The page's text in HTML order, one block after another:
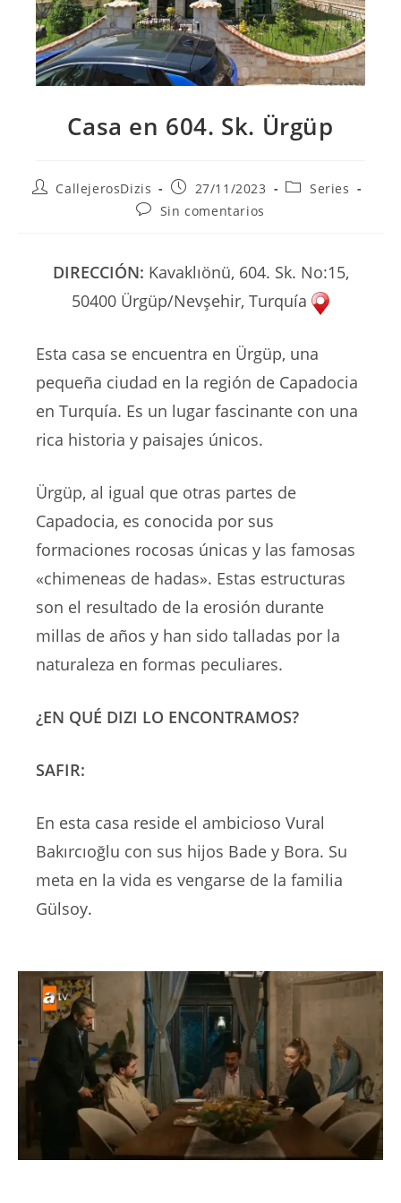
Casa en 604. Sk. Ürgüp
AutorCallejerosDizis
Publicación
la
27/11/2023
Categoría
Series
Comentarios
Sin comentarios
DIRECCIÓN: Kavaklıönü, 604. Sk. No:15,
50400 Ürgüp/Nevşehir, Turquía
Esta casa se encuentra en Ürgüp, una
pequeña ciudad en la región de Capadocia
en Turquía. Es un lugar fascinante con una
rica historia y paisajes únicos.
Ürgüp, al igual que otras partes de
Capadocia, es conocida por sus
formaciones rocosas únicas y las famosas
«chimeneas de hadas». Estas estructuras
son el resultado de la erosión durante
millas de años y han sido talladas por la
naturaleza en formas peculiares.
¿EN QUÉ DIZI LO ENCONTRAMOS?
SAFIR:
En esta casa reside el ambicioso Vural
Bakırcıoğlu con sus hijos Bade y Bora. Su
meta en la vida es vengarse de la familia
Gülsoy.